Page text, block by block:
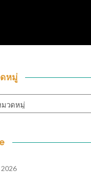
69” ปิดฉากยิ่งใหญ่ สร้าง
หมู่